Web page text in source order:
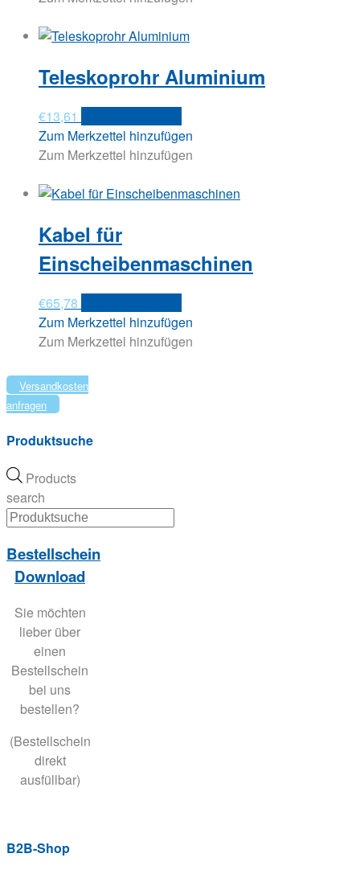
Teleskoprohr Aluminium
€13,61
Zum Merkzettel hinzufügen
Zum Merkzettel hinzufügen
Kabel für
Einscheibenmaschinen
€65,78
Zum Merkzettel hinzufügen
Zum Merkzettel hinzufügen
Versandkosten
anfragen
Produktsuche
Products
search
Bestellschein
Download
Sie möchten
lieber über
einen
Bestellschein
bei uns
bestellen?
(Bestellschein
direkt
ausfüllbar)
B2B-Shop